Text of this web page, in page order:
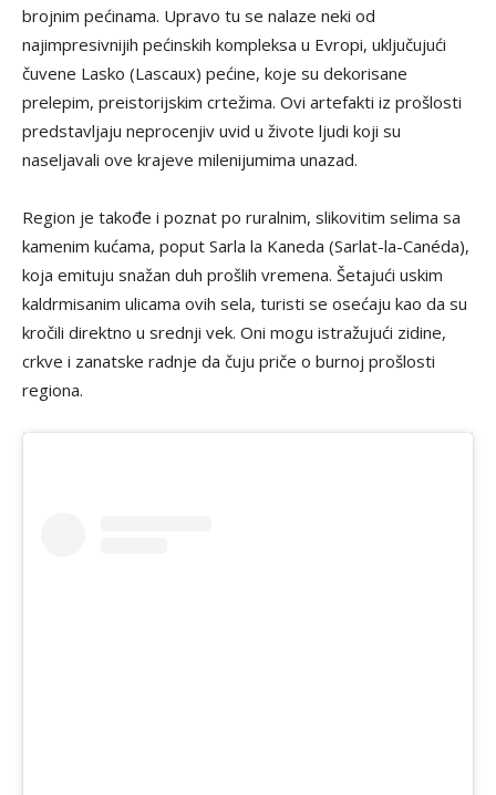
brojnim pećinama. Upravo tu se nalaze neki od
najimpresivnijih pećinskih kompleksa u Evropi, uključujući
čuvene Lasko (Lascaux) pećine, koje su dekorisane
prelepim, preistorijskim crtežima. Ovi artefakti iz prošlosti
predstavljaju neprocenjiv uvid u živote ljudi koji su
naseljavali ove krajeve milenijumima unazad.
Region je takođe i poznat po ruralnim, slikovitim selima sa
kamenim kućama, poput Sarla la Kaneda (Sarlat-la-Canéda),
koja emituju snažan duh prošlih vremena. Šetajući uskim
kaldrmisanim ulicama ovih sela, turisti se osećaju kao da su
kročili direktno u srednji vek. Oni mogu istražujući zidine,
crkve i zanatske radnje da čuju priče o burnoj prošlosti
regiona.